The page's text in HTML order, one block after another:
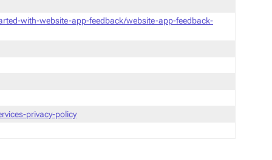
with-website-app-feedback/website-app-feedback-
privacy-policy